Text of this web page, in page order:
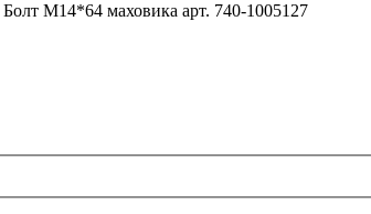
Болт М14*64 маховика арт. 740-1005127